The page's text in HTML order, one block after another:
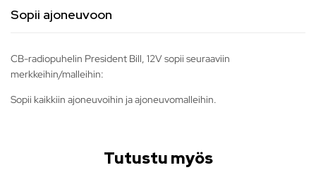
Sopii ajoneuvoon
CB-radiopuhelin President Bill, 12V sopii seuraaviin
merkkeihin/malleihin:
Sopii kaikkiin ajoneuvoihin ja ajoneuvomalleihin.
Tutustu myös